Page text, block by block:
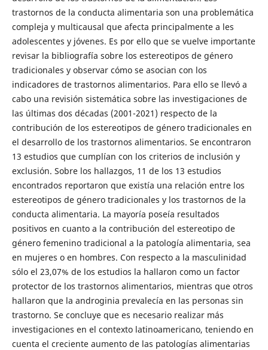
trastornos de la conducta alimentaria son una problemática
compleja y multicausal que afecta principalmente a les
adolescentes y jóvenes. Es por ello que se vuelve importante
revisar la bibliografía sobre los estereotipos de género
tradicionales y observar cómo se asocian con los
indicadores de trastornos alimentarios. Para ello se llevó a
cabo una revisión sistemática sobre las investigaciones de
las últimas dos décadas (2001-2021) respecto de la
contribución de los estereotipos de género tradicionales en
el desarrollo de los trastornos alimentarios. Se encontraron
13 estudios que cumplían con los criterios de inclusión y
exclusión. Sobre los hallazgos, 11 de los 13 estudios
encontrados reportaron que existía una relación entre los
estereotipos de género tradicionales y los trastornos de la
conducta alimentaria. La mayoría poseía resultados
positivos en cuanto a la contribución del estereotipo de
género femenino tradicional a la patología alimentaria, sea
en mujeres o en hombres. Con respecto a la masculinidad
sólo el 23,07% de los estudios la hallaron como un factor
protector de los trastornos alimentarios, mientras que otros
hallaron que la androginia prevalecía en las personas sin
trastorno. Se concluye que es necesario realizar más
investigaciones en el contexto latinoamericano, teniendo en
cuenta el creciente aumento de las patologías alimentarias